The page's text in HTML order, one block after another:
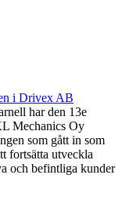
i Drivex AB
har den 13e
Mechanics Oy
som gått in som
fortsätta utveckla
och befintliga kunder